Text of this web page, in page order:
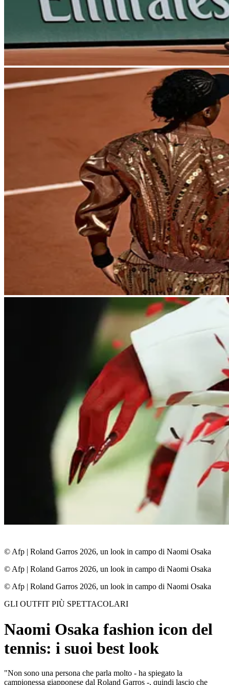
© Afp | Roland Garros 2026, un look in campo di Naomi Osaka
© Afp | Roland Garros 2026, un look in campo di Naomi Osaka
© Afp | Roland Garros 2026, un look in campo di Naomi Osaka
GLI OUTFIT PIÙ SPETTACOLARI
Naomi Osaka fashion icon del
tennis: i suoi best look
"Non sono una persona che parla molto - ha spiegato la
campionessa giapponese dal Roland Garros -, quindi lascio che